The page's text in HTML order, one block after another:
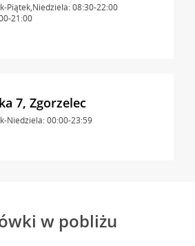
Piątek,Niedziela: 08:30-22:00
21:00
7, Zgorzelec
Niedziela: 00:00-23:59
w pobliżu